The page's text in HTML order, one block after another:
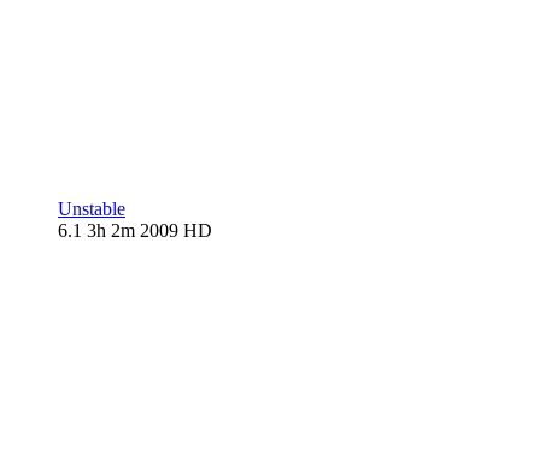
Unstable
6.1 3h 2m 2009 HD